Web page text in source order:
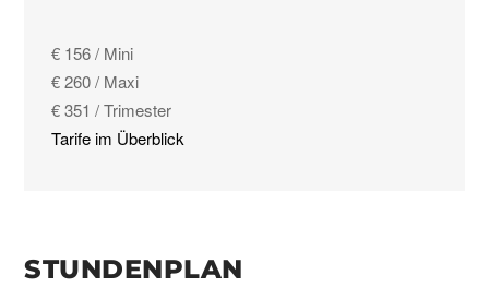
€ 156 / Mini
€ 260 / Maxi
€ 351 / Trimester
Tarife im Überblick
STUNDENPLAN